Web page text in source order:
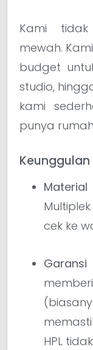
Kami
mewah.
budget
studio,
kami
punya
Keunggulan
Material
cek ke
HPL